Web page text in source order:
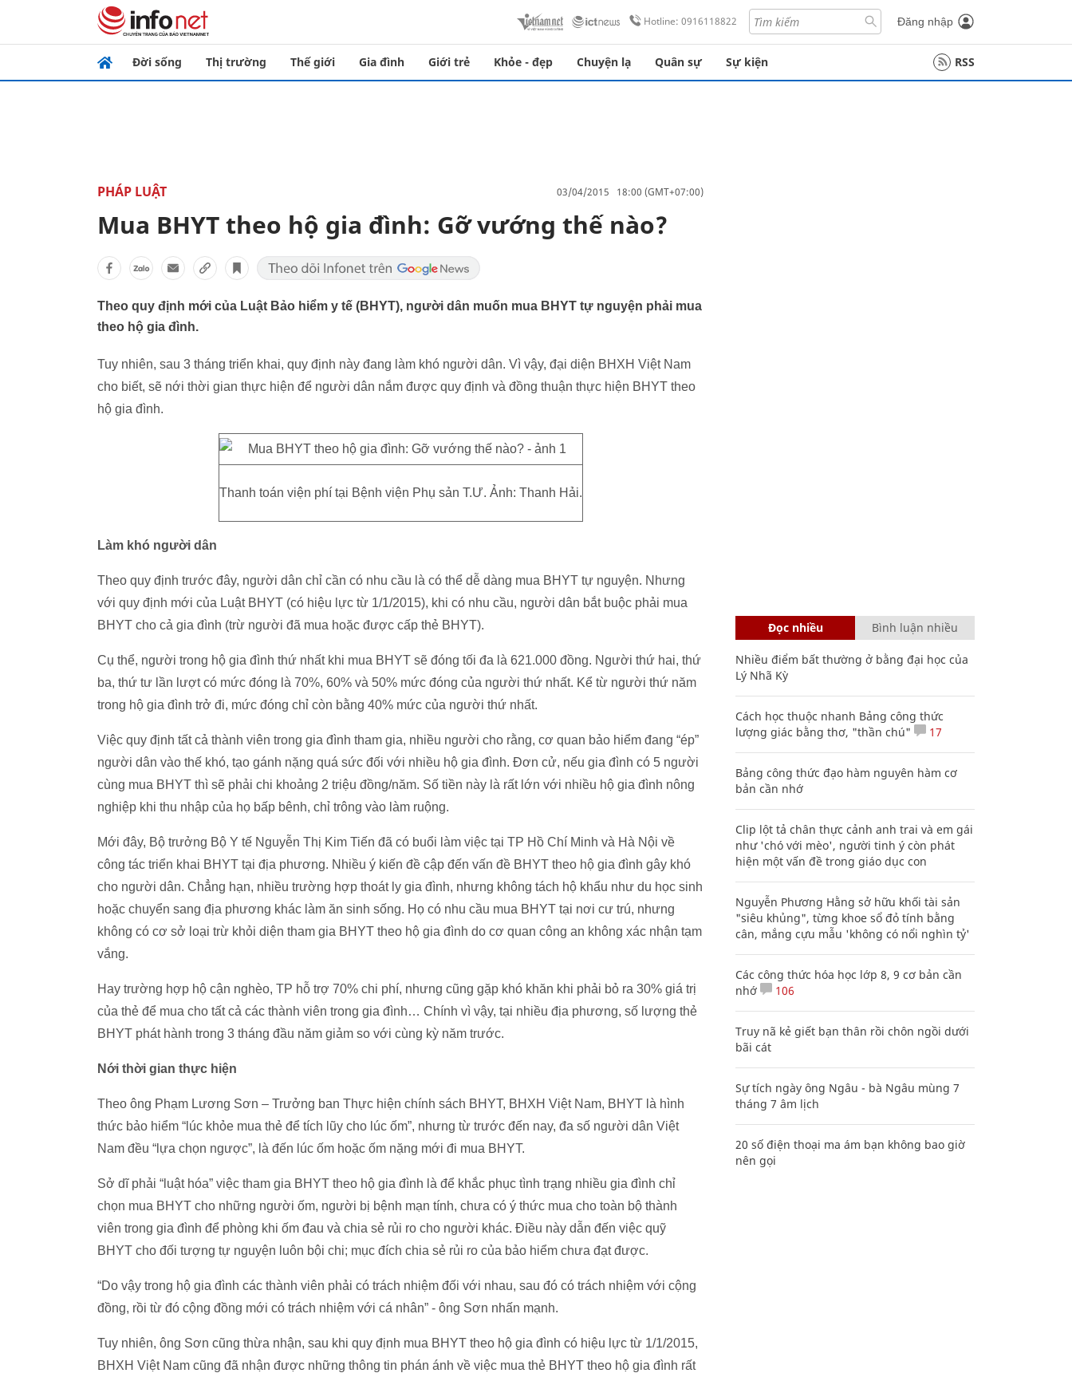
Hotline: 0916118822 Đăng nhập
Đời sống Thị trường Thế giới Gia đình Giới trẻ Khỏe - đẹp Chuyện lạ Quân sự Sự kiện RSS
PHÁP LUẬT 03/04/2015 18:00 (GMT+07:00)
Mua BHYT theo hộ gia đình: Gỡ vướng thế nào?
Theo quy định mới của Luật Bảo hiểm y tế (BHYT), người dân muốn mua BHYT tự nguyện phải mua
theo hộ gia đình.
Tuy nhiên, sau 3 tháng triển khai, quy định này đang làm khó người dân. Vì vậy, đại diện BHXH Việt Nam
cho biết, sẽ nới thời gian thực hiện để người dân nắm được quy định và đồng thuận thực hiện BHYT theo
hộ gia đình.
Thanh toán viện phí tại Bệnh viện Phụ sản T.Ư. Ảnh: Thanh Hải.
Làm khó người dân
Theo quy định trước đây, người dân chỉ cần có nhu cầu là có thể dễ dàng mua BHYT tự nguyện. Nhưng
với quy định mới của Luật BHYT (có hiệu lực từ 1/1/2015), khi có nhu cầu, người dân bắt buộc phải mua
BHYT cho cả gia đình (trừ người đã mua hoặc được cấp thẻ BHYT).
Cụ thể, người trong hộ gia đình thứ nhất khi mua BHYT sẽ đóng tối đa là 621.000 đồng. Người thứ hai, thứ
ba, thứ tư lần lượt có mức đóng là 70%, 60% và 50% mức đóng của người thứ nhất. Kể từ người thứ năm
trong hộ gia đình trở đi, mức đóng chỉ còn bằng 40% mức của người thứ nhất.
Việc quy định tất cả thành viên trong gia đình tham gia, nhiều người cho rằng, cơ quan bảo hiểm đang “ép”
người dân vào thế khó, tạo gánh nặng quá sức đối với nhiều hộ gia đình. Đơn cử, nếu gia đình có 5 người
cùng mua BHYT thì sẽ phải chi khoảng 2 triệu đồng/năm. Số tiền này là rất lớn với nhiều hộ gia đình nông
nghiệp khi thu nhập của họ bấp bênh, chỉ trông vào làm ruộng.
Mới đây, Bộ trưởng Bộ Y tế Nguyễn Thị Kim Tiến đã có buổi làm việc tại TP Hồ Chí Minh và Hà Nội về
công tác triển khai BHYT tại địa phương. Nhiều ý kiến đề cập đến vấn đề BHYT theo hộ gia đình gây khó
cho người dân. Chẳng hạn, nhiều trường hợp thoát ly gia đình, nhưng không tách hộ khẩu như du học sinh
hoặc chuyển sang địa phương khác làm ăn sinh sống. Họ có nhu cầu mua BHYT tại nơi cư trú, nhưng
không có cơ sở loại trừ khỏi diện tham gia BHYT theo hộ gia đình do cơ quan công an không xác nhận tạm
vắng.
Hay trường hợp hộ cận nghèo, TP hỗ trợ 70% chi phí, nhưng cũng gặp khó khăn khi phải bỏ ra 30% giá trị
của thẻ để mua cho tất cả các thành viên trong gia đình… Chính vì vậy, tại nhiều địa phương, số lượng thẻ
BHYT phát hành trong 3 tháng đầu năm giảm so với cùng kỳ năm trước.
Nới thời gian thực hiện
Theo ông Phạm Lương Sơn – Trưởng ban Thực hiện chính sách BHYT, BHXH Việt Nam, BHYT là hình
thức bảo hiểm “lúc khỏe mua thẻ để tích lũy cho lúc ốm”, nhưng từ trước đến nay, đa số người dân Việt
Nam đều “lựa chọn ngược”, là đến lúc ốm hoặc ốm nặng mới đi mua BHYT.
Sở dĩ phải “luật hóa” việc tham gia BHYT theo hộ gia đình là để khắc phục tình trạng nhiều gia đình chỉ
chọn mua BHYT cho những người ốm, người bị bệnh mạn tính, chưa có ý thức mua cho toàn bộ thành
viên trong gia đình để phòng khi ốm đau và chia sẻ rủi ro cho người khác. Điều này dẫn đến việc quỹ
BHYT cho đối tượng tự nguyện luôn bội chi; mục đích chia sẻ rủi ro của bảo hiểm chưa đạt được.
“Do vậy trong hộ gia đình các thành viên phải có trách nhiệm đối với nhau, sau đó có trách nhiệm với cộng
đồng, rồi từ đó cộng đồng mới có trách nhiệm với cá nhân” - ông Sơn nhấn mạnh.
Tuy nhiên, ông Sơn cũng thừa nhận, sau khi quy định mua BHYT theo hộ gia đình có hiệu lực từ 1/1/2015,
BHXH Việt Nam cũng đã nhận được những thông tin phán ánh về việc mua thẻ BHYT theo hộ gia đình rất
Đọc nhiều Bình luận nhiều
Nhiều điểm bất thường ở bằng đại học của
Lý Nhã Kỳ
Cách học thuộc nhanh Bảng công thức
lượng giác bằng thơ, "thần chú"
17
Bảng công thức đạo hàm nguyên hàm cơ
bản cần nhớ
Clip lột tả chân thực cảnh anh trai và em gái
như 'chó với mèo', người tinh ý còn phát
hiện một vấn đề trong giáo dục con
Nguyễn Phương Hằng sở hữu khối tài sản
"siêu khủng", từng khoe sổ đỏ tính bằng
cân, mắng cựu mẫu 'không có nổi nghìn tỷ'
Các công thức hóa học lớp 8, 9 cơ bản cần
nhớ
106
Truy nã kẻ giết bạn thân rồi chôn ngồi dưới
bãi cát
Sự tích ngày ông Ngâu - bà Ngâu mùng 7
tháng 7 âm lịch
20 số điện thoại ma ám bạn không bao giờ
nên gọi